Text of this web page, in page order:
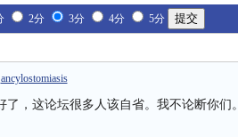
2分 3分 4分 5分
ancylostomiasis
了，这论坛很多人该自省。我不论断你们